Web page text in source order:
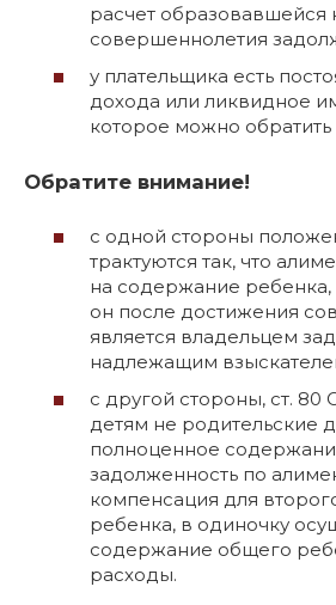
расчет образовавшейся
совершеннолетия
у плательщика есть
дохода или ликвидное
которое можно обратить
Обратите внимание!
с одной стороны
трактуются так, что
на содержание
он после достижения
является владельцем
надлежащим
с другой стороны, ст. 80
детям не родительские
полноценное
задолженность по
компенсация для
ребенка, в одиночку
содержание общего
расходы.